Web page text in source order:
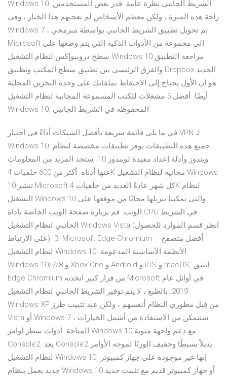
Windows 10. الشريط الجانبي نظرة عامة. قدر بعض المستخدمين
راحة هذه الميزة ، ولكن معظم الأشخاص لم يعجبهم هذا الخيار ، وفي
Windows 7 ، تم تحويل تطبيق الشريط الجانبي بواسطة مبرمجي
Microsoft إلى مجموعة من الأدوات الذكية التي يتم وضعها على
سطح دروببوإكس لنظام التشغيل Windows 10 مراجعة التطبيق
والفرق الرئيسي بين تطبيق سطح المكتب وتطبيق Dropbox الجديد
هو أن الأول يحتاج إلى الاحتفاظ بملفاتك على وحدة التخزين المحلية
أيضًا. أفضل 5 مشغلات للكتب المسموعة المجانية لنظام التشغيل
Windows 10. المحفوظة في الشريط الجانبي
في ما يلي قائمة سريعة بأفضل الشبكات أداءً في اختبار VPN لـ
Windows 10. جميع هذه التطبيقات توفر تطبيقات مخصصة لنظام
ويندوز وأدلة إعداد مفيدة لويندوز 10. ستجد المزيد من المعلومات
عنها أدناه. أكثر من 600 خلفيات 4K مجانية لنظام التشغيل Windows
10 تنشر Microsoft كل شهر عادةً العديد من خلفيات 4K لنظام
التشغيل Windows 10 والتي يمكننا تنزيلها مجانًا من موقعها على
الويب. قم بزيارة صفحة الويب الخاصة بأداة CPU في الشريط
الجانبي لنظام التشغيل Windows Vista (انظر قسم الموارد للحصول
على الارتباط). 3. Microsoft Edge Chromium – أفضل متصفح
لنظام التشغيل Windows 10. الأنظمة الأساسية المدعومة:
Windows 10/7/8 و Xbox One و Android و iOS و macOS. انبثق
Edge Chromium من قرار كبير اتخذته Microsoft في أوائل عام
2019. بالطبع ، لا يتم توفير الشريط الجانبي لنظام التشغيل
Windows XP من قِبل مطوري النظام أنفسهم ، ولكن عند تثبيت طرز
Vista أو Windows 7 ، ستتمكن من الاستفادة من أشمل الخيارات
المتاحة. أدوات سطر أوامر Windows 10 مع دعم واجهة مبوبة
Console2. يعد Console2 بديلاً بسيطًا وخفيف الوزنًا لموجه الأوامر
لنظام التشغيل Windows 10. إنها غير موجودة على جهاز كمبيوتر
جديد يعمل بنظام Windows 10 أو جهاز كمبيوتر قديم مع تثبيت جديد